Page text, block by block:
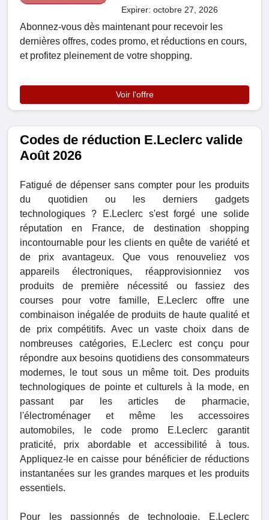
Expirer: octobre 27, 2026
Abonnez-vous dès maintenant pour recevoir les
dernières offres, codes promo, et réductions en cours,
et profitez pleinement de votre shopping.
Voir l'offre
Codes de réduction E.Leclerc valide
Août 2026
Fatigué de dépenser sans compter pour les produits
du quotidien ou les derniers gadgets
technologiques ? E.Leclerc s'est forgé une solide
réputation en France, de destination shopping
incontournable pour les clients en quête de variété et
de prix avantageux. Que vous renouveliez vos
appareils électroniques, réapprovisionniez vos
produits de première nécessité ou fassiez des
courses pour votre famille, E.Leclerc offre une
combinaison inégalée de produits de haute qualité et
de prix compétitifs. Avec un vaste choix dans de
nombreuses catégories, E.Leclerc est conçu pour
répondre aux besoins quotidiens des consommateurs
modernes, le tout sous un même toit. Des produits
technologiques de pointe et culturels à la mode, en
passant par les articles de pharmacie,
l'électroménager et même les accessoires
automobiles, le code promo E.Leclerc garantit
praticité, prix abordable et accessibilité à tous.
Appliquez-le en caisse pour bénéficier de réductions
instantanées sur les grandes marques et les produits
essentiels.
Pour les passionnés de technologie, E.Leclerc